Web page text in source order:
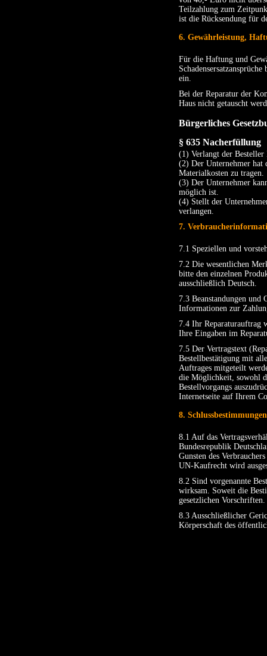
Teilzahlung zum
ist die Rücksendung für
6. Gewährleistung,
Für die Haftung und
ein.
Bei der Reparatur der
Haus nicht getauscht
Bürgerliches
§ 635 Nacherfüllung
(1) Verlangt der Besteller
(2) Der Unternehmer hat
Materialkosten zu tragen.
(3) Der Unternehmer
möglich ist.
(4) Stellt der
verlangen.
7.
7.1 Speziellen und
7.2 Die wesentlichen
bitte den einzelnen
ausschließlich Deutsch.
7.3 Beanstandungen und
Informationen zur
7.4 Ihr Reparaturauftrag
Ihre Eingaben im
7.5 Der Vertragstext
Bestellbestätigung mit
Auftrages mitgeteilt
die Möglichkeit, sowohl
Bestellvorgangs
Internetseite auf Ihrem
8. Schlussbestimmungen
8.1 Auf das
Bundesrepublik
Gunsten des
UN-Kaufrecht wird
8.2 Sind vorgenannte
wirksam. Soweit die
gesetzlichen Vorschriften.
8.3 Ausschließlicher
Körperschaft des